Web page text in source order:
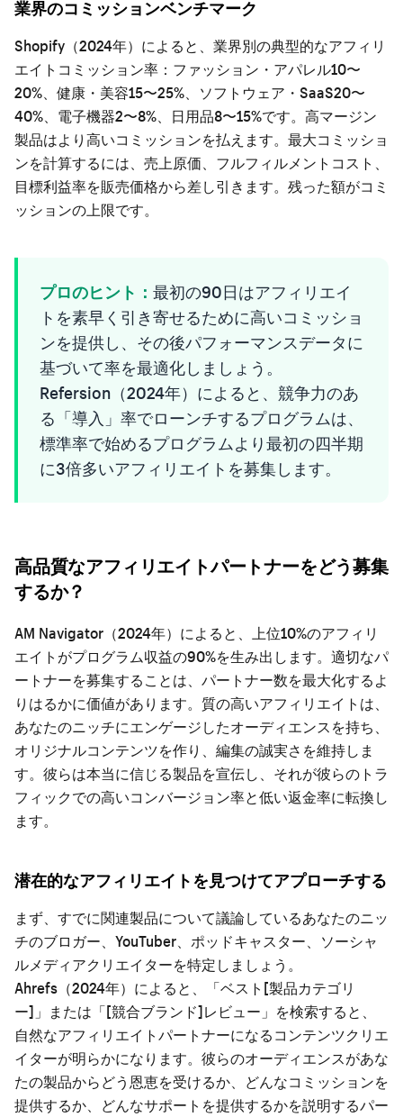
業界のコミッションベンチマーク
Shopify（2024年）によると、業界別の典型的なアフィリ
エイトコミッション率：ファッション・アパレル10〜
20%、健康・美容15〜25%、ソフトウェア・SaaS20〜
40%、電子機器2〜8%、日用品8〜15%です。高マージン
製品はより高いコミッションを払えます。最大コミッショ
ンを計算するには、売上原価、フルフィルメントコスト、
目標利益率を販売価格から差し引きます。残った額がコミ
ッションの上限です。
プロのヒント： 最初の90日はアフィリエイ
トを素早く引き寄せるために高いコミッショ
ンを提供し、その後パフォーマンスデータに
基づいて率を最適化しましょう。
Refersion（2024年）によると、競争力のあ
る「導入」率でローンチするプログラムは、
標準率で始めるプログラムより最初の四半期
に3倍多いアフィリエイトを募集します。
高品質なアフィリエイトパートナーをどう募集
するか？
AM Navigator（2024年）によると、上位10%のアフィリ
エイトがプログラム収益の90%を生み出します。適切なパ
ートナーを募集することは、パートナー数を最大化するよ
りはるかに価値があります。質の高いアフィリエイトは、
あなたのニッチにエンゲージしたオーディエンスを持ち、
オリジナルコンテンツを作り、編集の誠実さを維持しま
す。彼らは本当に信じる製品を宣伝し、それが彼らのトラ
フィックでの高いコンバージョン率と低い返金率に転換し
ます。
潜在的なアフィリエイトを見つけてアプローチする
まず、すでに関連製品について議論しているあなたのニッ
チのブロガー、YouTuber、ポッドキャスター、ソーシャ
ルメディアクリエイターを特定しましょう。
Ahrefs（2024年）によると、「ベスト[製品カテゴリ
ー]」または「[競合ブランド]レビュー」を検索すると、
自然なアフィリエイトパートナーになるコンテンツクリエ
イターが明らかになります。彼らのオーディエンスがあな
たの製品からどう恩恵を受けるか、どんなコミッションを
提供するか、どんなサポートを提供するかを説明するパー